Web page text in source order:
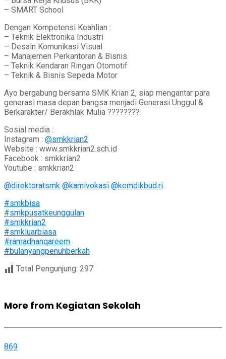
– SMART School
Dengan Kompetensi Keahlian :
– Teknik Elektronika Industri
– Desain Komunikasi Visual
– Manajemen Perkantoran & Bisnis
– Teknik Kendaran Ringan Otomotif
– Teknik & Bisnis Sepeda Motor
Ayo bergabung bersama SMK Krian 2, siap mengantar para
generasi masa depan bangsa menjadi Generasi Unggul &
Berkarakter/ Berakhlak Mulia ????????
Sosial media :
Instagram : @smkkrian2
Website : www.smkkrian2.sch.id
Facebook : smkkrian2
Youtube : smkkrian2
@direktoratsmk @kamivokasi @kemdikbud.ri
#smkbisa
#smkpusatkeunggulan
#smkkrian2
#smkluarbiasa
#ramadhanqareem
#bulanyangpenuhberkah
Total Pengunjung: 297
More from Kegiatan Sekolah
869